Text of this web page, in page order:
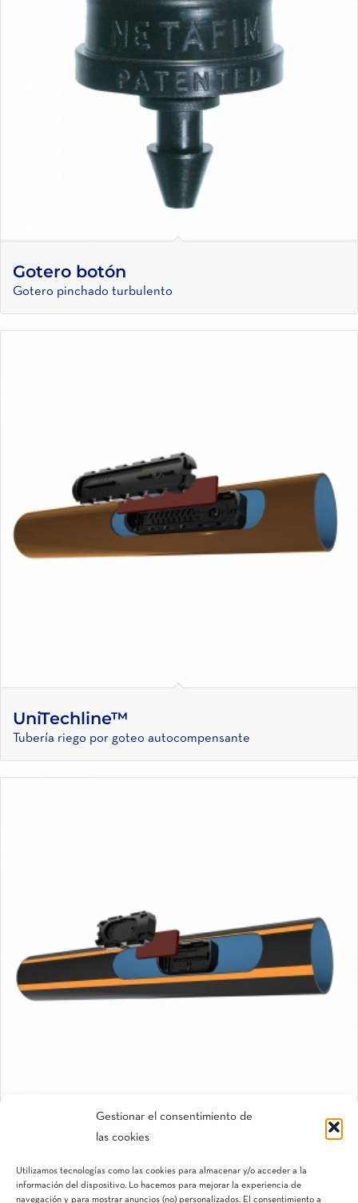
Gestionar el consentimiento de
las cookies
Utilizamos tecnologías como las cookies para almacenar y/o acceder a la
información del dispositivo. Lo hacemos para mejorar la experiencia de
navegación y para mostrar anuncios (no) personalizados. El consentimiento a
Gotero botón
Gotero pinchado turbulento
UniTechline™
Tubería riego por goteo autocompensante
DripNet™ PC
Tubería con gotero autocompensante